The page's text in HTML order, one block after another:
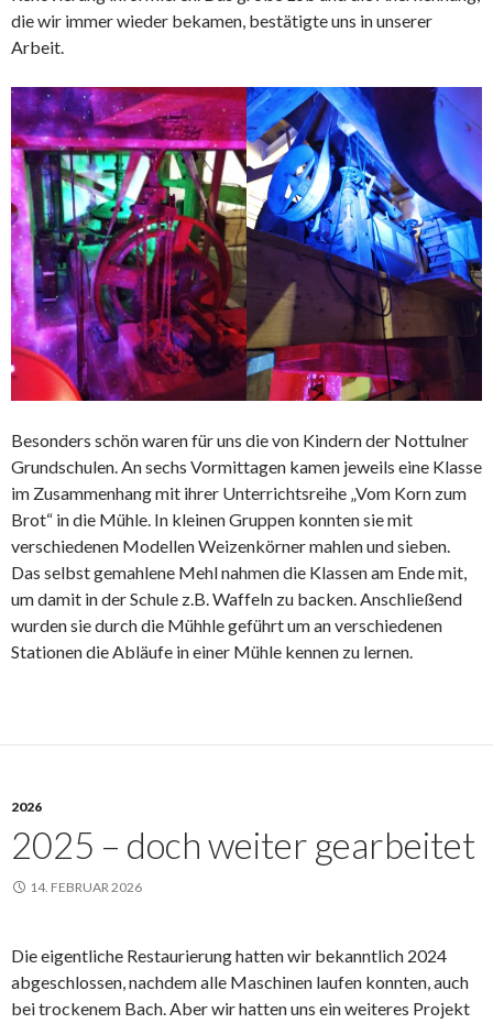
die wir immer wieder bekamen, bestätigte uns in unserer
Arbeit.
Besonders schön waren für uns die von Kindern der Nottulner
Grundschulen. An sechs Vormittagen kamen jeweils eine Klasse
im Zusammenhang mit ihrer Unterrichtsreihe „Vom Korn zum
Brot“ in die Mühle. In kleinen Gruppen konnten sie mit
verschiedenen Modellen Weizenkörner mahlen und sieben.
Das selbst gemahlene Mehl nahmen die Klassen am Ende mit,
um damit in der Schule z.B. Waffeln zu backen. Anschließend
wurden sie durch die Mühhle geführt um an verschiedenen
Stationen die Abläufe in einer Mühle kennen zu lernen.
2026
2025 – doch weiter gearbeitet
14. FEBRUAR 2026
Die eigentliche Restaurierung hatten wir bekanntlich 2024
abgeschlossen, nachdem alle Maschinen laufen konnten, auch
bei trockenem Bach. Aber wir hatten uns ein weiteres Projekt